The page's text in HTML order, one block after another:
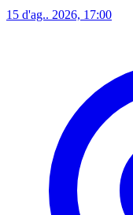
15 d'ag.. 2026, 17:00